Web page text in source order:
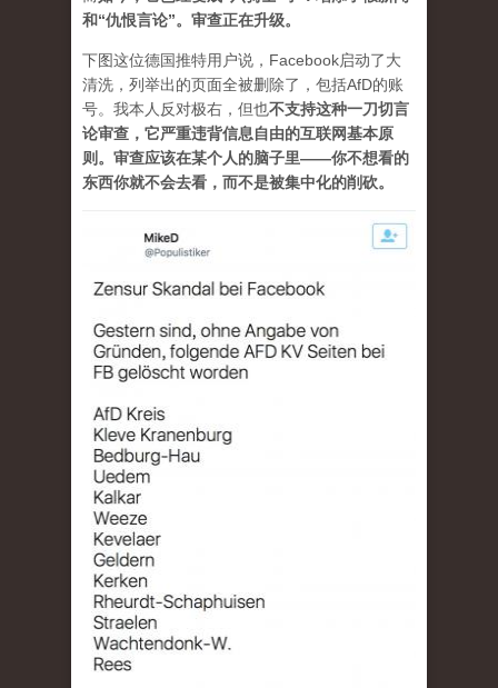
和“仇恨言论”。审查正在升级。
下图这位德国推特用户说，Facebook启动了大
清洗，列举出的页面全被删除了，包括AfD的账
号。我本人反对极右，但也不支持这种一刀切言
论审查，它严重违背信息自由的互联网基本原
则。审查应该在某个人的脑子里——你不想看的
东西你就不会去看，而不是被集中化的削砍。